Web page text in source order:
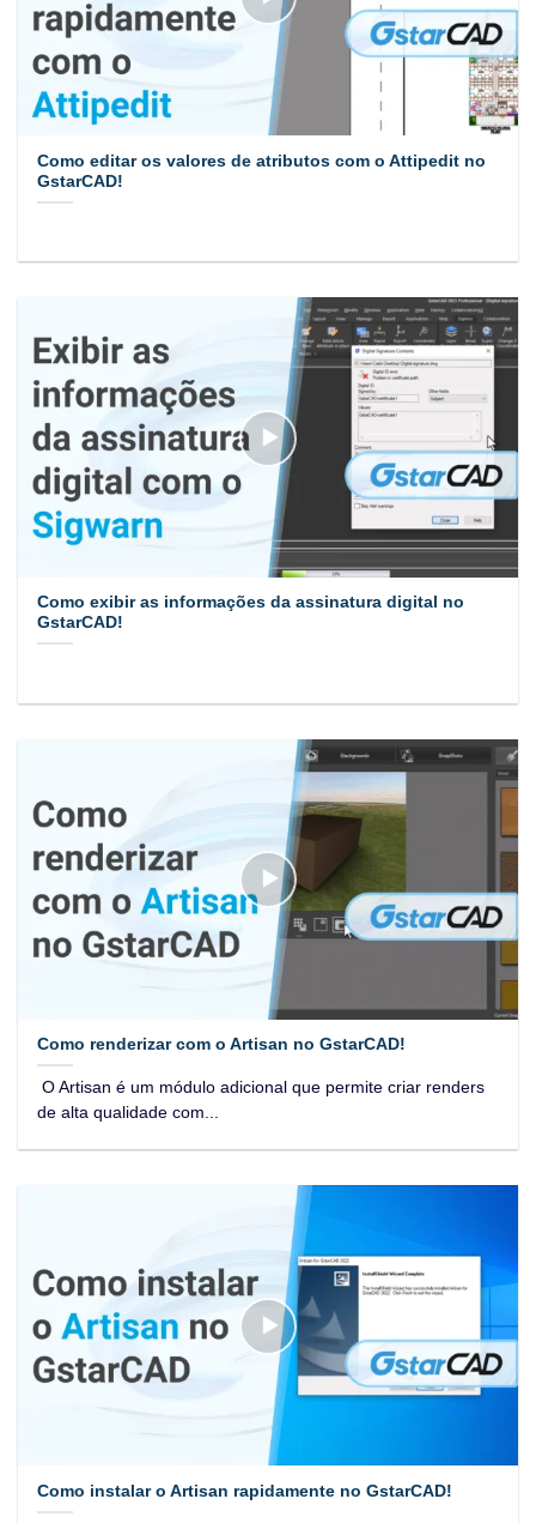
Como editar os valores de atributos com o Attipedit no
GstarCAD!
Como exibir as informações da assinatura digital no
GstarCAD!
Como renderizar com o Artisan no GstarCAD!
O Artisan é um módulo adicional que permite criar renders
de alta qualidade com...
Como instalar o Artisan rapidamente no GstarCAD!